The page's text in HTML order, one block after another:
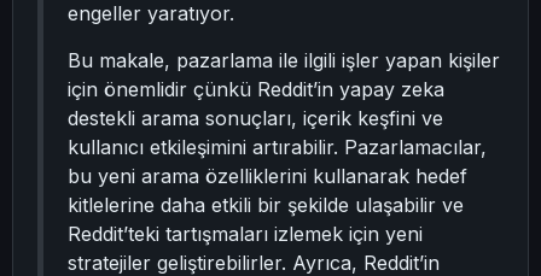
engeller yaratıyor.
Bu makale, pazarlama ile ilgili işler yapan kişiler
için önemlidir çünkü Reddit’in yapay zeka
destekli arama sonuçları, içerik keşfini ve
kullanıcı etkileşimini artırabilir. Pazarlamacılar,
bu yeni arama özelliklerini kullanarak hedef
kitlelerine daha etkili bir şekilde ulaşabilir ve
Reddit’teki tartışmaları izlemek için yeni
stratejiler geliştirebilirler. Ayrıca, Reddit’in